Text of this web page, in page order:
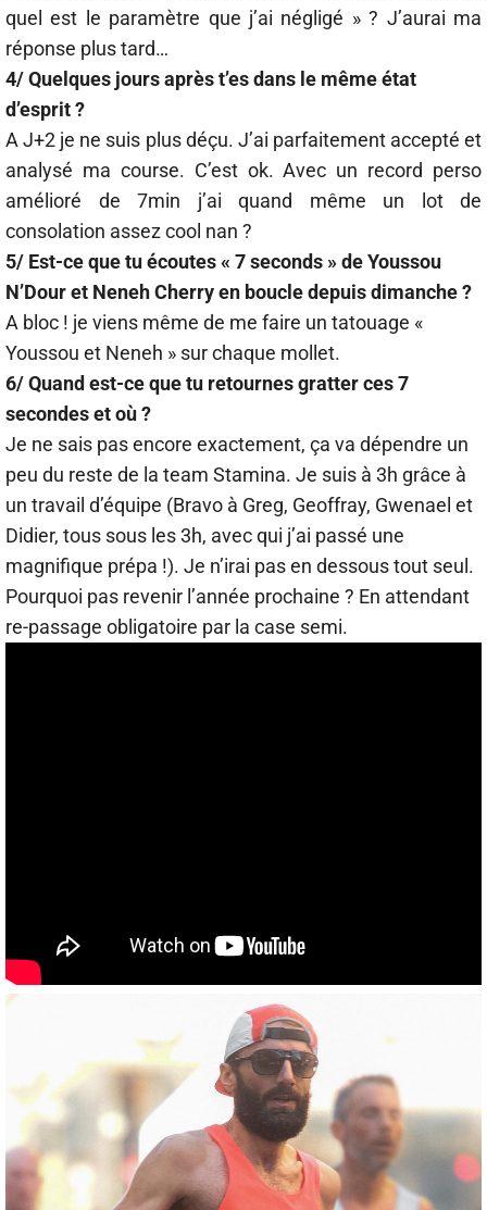
quel est le paramètre que j’ai négligé » ? J’aurai ma
réponse plus tard…
4/ Quelques jours après t’es dans le même état
d’esprit ?
A J+2 je ne suis plus déçu. J’ai parfaitement accepté et
analysé ma course. C’est ok. Avec un record perso
amélioré de 7min j’ai quand même un lot de
consolation assez cool nan ?
5/ Est-ce que tu écoutes « 7 seconds » de Youssou
N’Dour et Neneh Cherry en boucle depuis dimanche ?
A bloc ! je viens même de me faire un tatouage «
Youssou et Neneh » sur chaque mollet.
6/ Quand est-ce que tu retournes gratter ces 7
secondes et où ?
Je ne sais pas encore exactement, ça va dépendre un
peu du reste de la team Stamina. Je suis à 3h grâce à
un travail d’équipe (Bravo à Greg, Geoffray, Gwenael et
Didier, tous sous les 3h, avec qui j’ai passé une
magnifique prépa !). Je n’irai pas en dessous tout seul.
Pourquoi pas revenir l’année prochaine ? En attendant
re-passage obligatoire par la case semi.